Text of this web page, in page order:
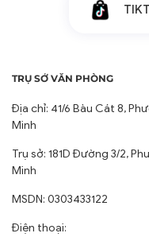
TRỤ SỞ VĂN PHÒNG
Địa chỉ: 41/6 Bàu Cát 8,
Minh
Trụ sở: 181D Đường 3/2,
Minh
MSDN: 0303433122
Điện thoại: